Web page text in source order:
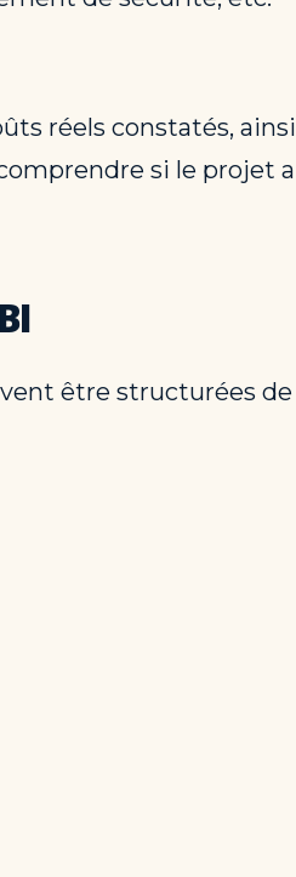
réels constatés, ainsi
si le projet a
être structurées de